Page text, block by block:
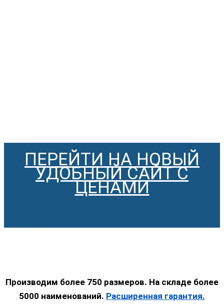
ПЕРЕЙТИ НА НОВЫЙ
УДОБНЫЙ САЙТ С
ЦЕНАМИ
Производим более 750 размеров. На складе более
5000 наименований. Расширенная гарантия.